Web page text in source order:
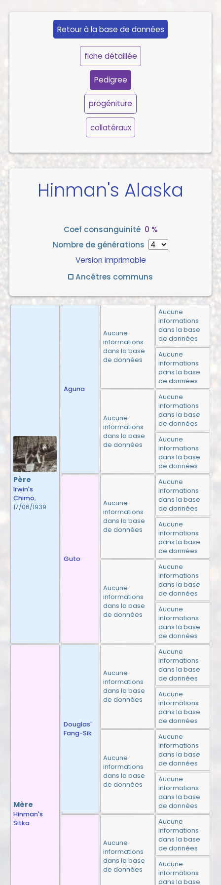
Retour à la base de données
fiche détaillée
Pedigree
progéniture
collatéraux
Hinman's Alaska
Coef consanguinité 0 %
Nombre de générations
Version imprimable
Ancêtres communs
Père
Irwin's
Chimo,
17/06/1939
Aguna
Aucune
informations
dans la base
de données
Aucune
informations
dans la base
de données
Aucune
informations
dans la base
de données
Aucune
informations
dans la base
de données
Aucune
informations
dans la base
de données
Aucune
informations
dans la base
de données
Guto
Aucune
informations
dans la base
de données
Aucune
informations
dans la base
de données
Aucune
informations
dans la base
de données
Aucune
informations
dans la base
de données
Aucune
informations
dans la base
de données
Aucune
informations
dans la base
de données
Mère
Hinman's
Sitka
Douglas'
Fang-Sik
Aucune
informations
dans la base
de données
Aucune
informations
dans la base
de données
Aucune
informations
dans la base
de données
Aucune
informations
dans la base
de données
Aucune
informations
dans la base
de données
Aucune
informations
dans la base
de données
Aucune
informations
dans la base
de données
Aucune
informations
dans la base
de données
Aucune
informations
dans la base